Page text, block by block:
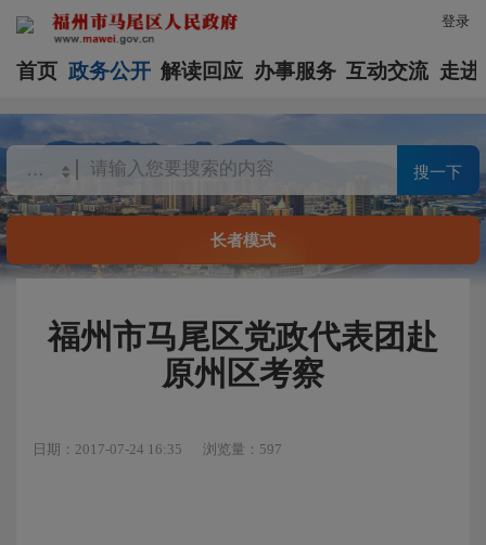
登录
首页 政务公开 解读回应 办事服务 互动交流 走进
搜一下
长者模式
福州市马尾区党政代表团赴
原州区考察
日期：2017-07-24 16:35 浏览量：597